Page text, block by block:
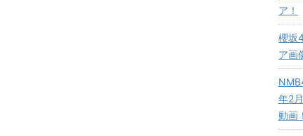
ア！
櫻坂
ア画
年2
動画！